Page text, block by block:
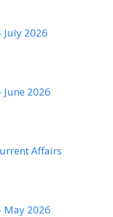
July 2026
2026
Affairs
May 2026